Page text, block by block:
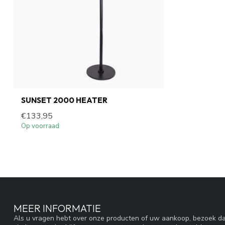
SUNSET 2000 HEATER
€133,95
Op voorraad
MEER INFORMATIE
Als u vragen hebt over onze producten of uw aankoop, bezoek